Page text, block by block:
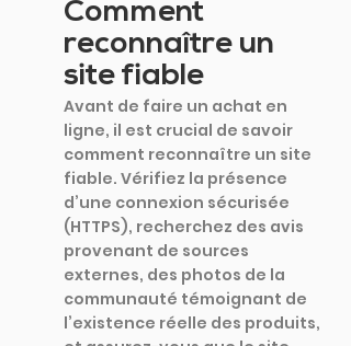
Comment
reconnaître un
site fiable
Avant de faire un achat en
ligne, il est crucial de savoir
comment reconnaître un site
fiable. Vérifiez la présence
d’une connexion sécurisée
(HTTPS), recherchez des avis
provenant de sources
externes, des photos de la
communauté témoignant de
l’existence réelle des produits,